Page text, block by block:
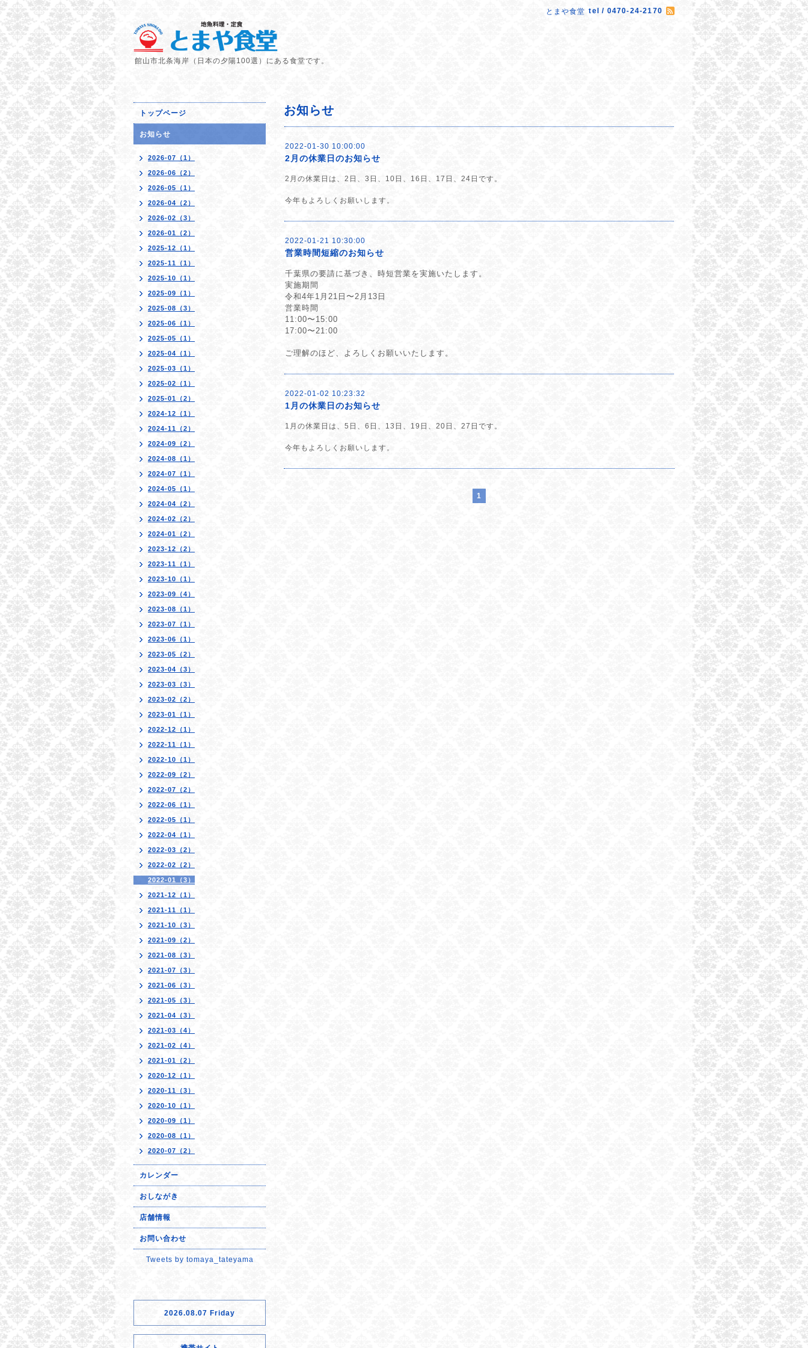
とまや食堂 tel / 0470-24-2170
館山市北条海岸（日本の夕陽100選）にある食堂です。
お知らせ
2022-01-30 10:00:00
2月の休業日のお知らせ
2月の休業日は、2日、3日、10日、16日、17日、24日です。
今年もよろしくお願いします。
2022-01-21 10:30:00
営業時間短縮のお知らせ
千葉県の要請に基づき、時短営業を実施いたします。
実施期間
令和4年1月21日〜2月13日
営業時間
11:00〜15:00
17:00〜21:00
ご理解のほど、よろしくお願いいたします。
2022-01-02 10:23:32
1月の休業日のお知らせ
1月の休業日は、5日、6日、13日、19日、20日、27日です。
今年もよろしくお願いします。
1
トップページ
お知らせ
2026-07（1）
2026-06（2）
2026-05（1）
2026-04（2）
2026-02（3）
2026-01（2）
2025-12（1）
2025-11（1）
2025-10（1）
2025-09（1）
2025-08（3）
2025-06（1）
2025-05（1）
2025-04（1）
2025-03（1）
2025-02（1）
2025-01（2）
2024-12（1）
2024-11（2）
2024-09（2）
2024-08（1）
2024-07（1）
2024-05（1）
2024-04（2）
2024-02（2）
2024-01（2）
2023-12（2）
2023-11（1）
2023-10（1）
2023-09（4）
2023-08（1）
2023-07（1）
2023-06（1）
2023-05（2）
2023-04（3）
2023-03（3）
2023-02（2）
2023-01（1）
2022-12（1）
2022-11（1）
2022-10（1）
2022-09（2）
2022-07（2）
2022-06（1）
2022-05（1）
2022-04（1）
2022-03（2）
2022-02（2）
2022-01（3）
2021-12（1）
2021-11（1）
2021-10（3）
2021-09（2）
2021-08（3）
2021-07（3）
2021-06（3）
2021-05（3）
2021-04（3）
2021-03（4）
2021-02（4）
2021-01（2）
2020-12（1）
2020-11（3）
2020-10（1）
2020-09（1）
2020-08（1）
2020-07（2）
カレンダー
おしながき
店舗情報
お問い合わせ
Tweets by tomaya_tateyama
2026.08.07 Friday